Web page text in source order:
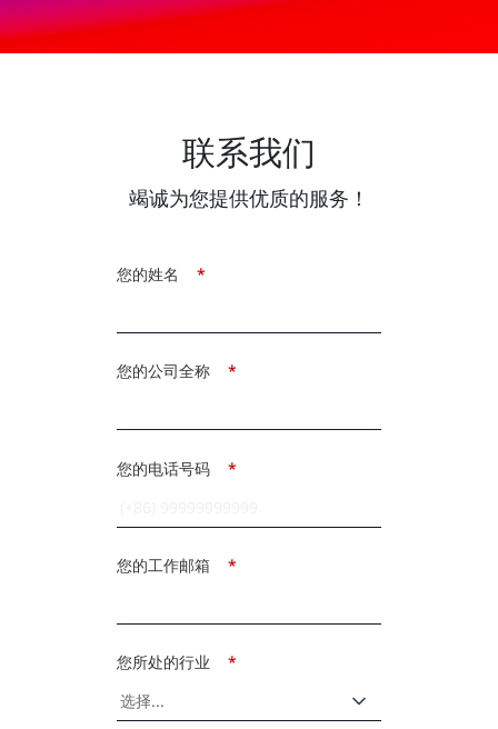
联系我们
竭诚为您提供优质的服务！
*
您的姓名
*
您的公司全称
*
您的电话号码
*
您的工作邮箱
*
您所处的行业